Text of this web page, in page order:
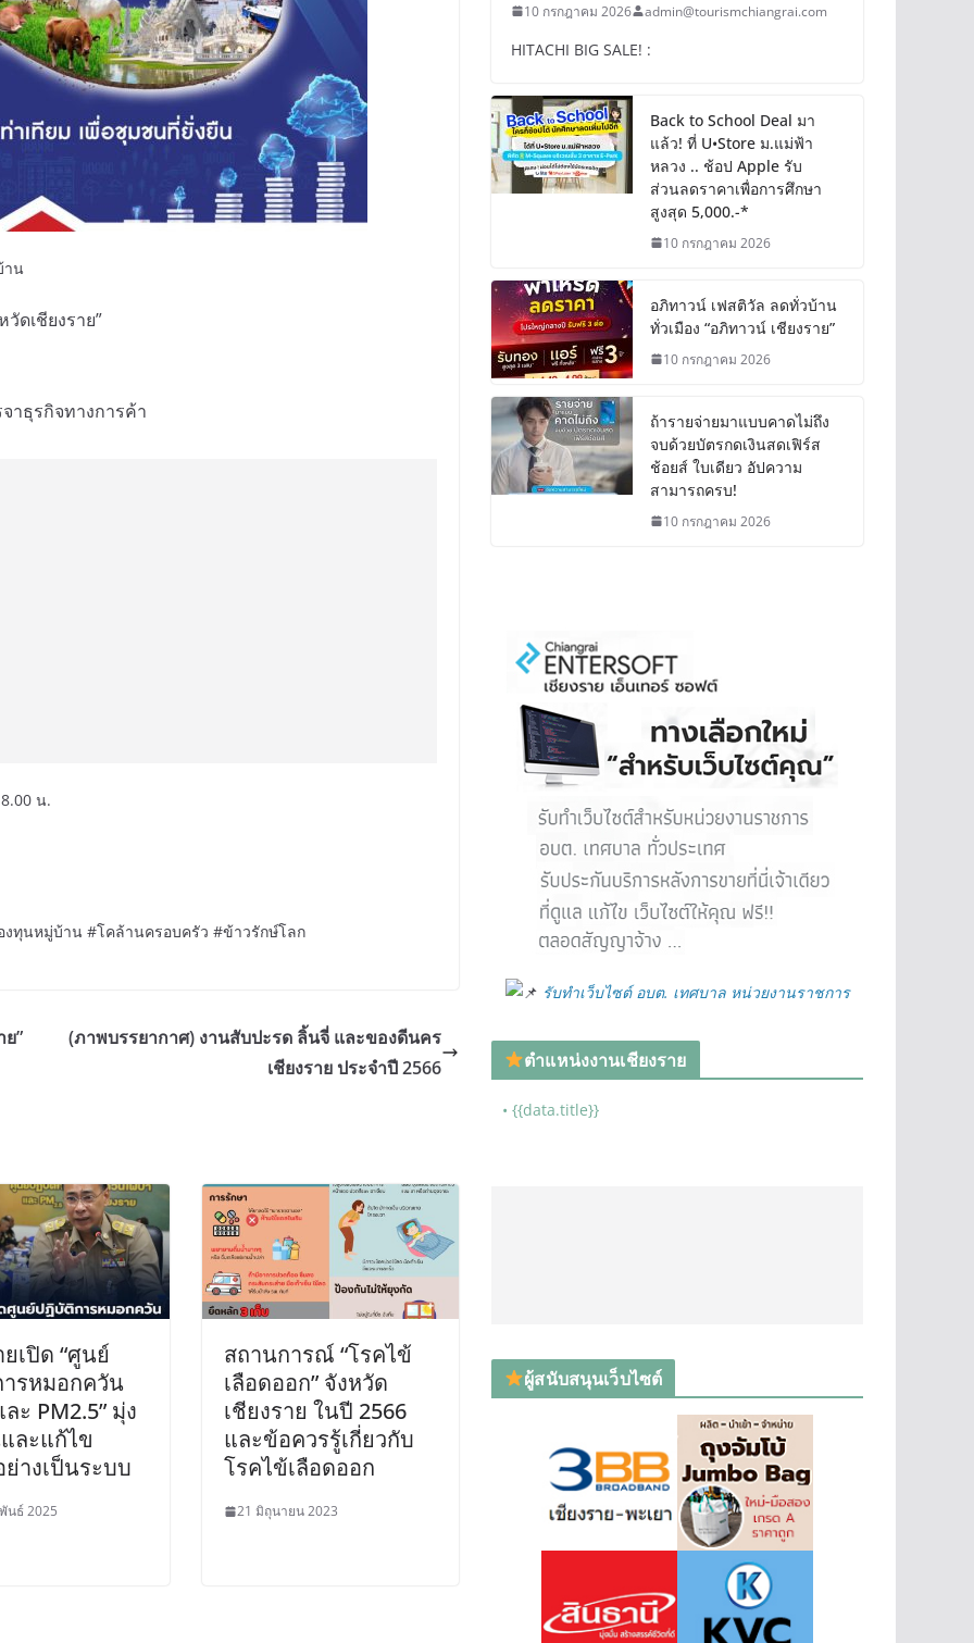
าน
ดเชียงราย”
าธุรกิจทางการค้า
น.
ทุนหมู่บ้าน #โคล้านครอบครัว #ข้าวรักษ์โลก
”
(ภาพบรรยากาศ) งานสับปะรด ลิ้นจี่ และของดีนคร
เชียงราย ประจำปี 2566
ยเปิด “ศูนย์
รหมอกควัน
ะ PM2.5” มุ่ง
ละแก้ไข
างเป็นระบบ
นธ์ 2025
สถานการณ์ “โรคไข้
เลือดออก” จังหวัด
เชียงราย ในปี 2566
และข้อควรรู้เกี่ยวกับ
โรคไข้เลือดออก
21 มิถุนายน 2023
10 กรกฎาคม 2026 admin@tourismchiangrai.com
HITACHI BIG SALE! :
Back to School Deal มา
แล้ว! ที่ U•Store ม.แม่ฟ้า
หลวง .. ช้อป Apple รับ
ส่วนลดราคาเพื่อการศึกษา
สูงสุด 5,000.-*
10 กรกฎาคม 2026
อภิทาวน์ เฟสติวัล ลดทั่วบ้าน
ทั่วเมือง “อภิทาวน์ เชียงราย”
10 กรกฎาคม 2026
ถ้ารายจ่ายมาแบบคาดไม่ถึง
จบด้วยบัตรกดเงินสดเฟิร์ส
ช้อยส์ ใบเดียว อัปความ
สามารถครบ!
10 กรกฎาคม 2026
รับทำเว็บไซต์ อบต. เทศบาล หน่วยงานราชการ
ตำแหน่งงานเชียงราย
• {{data.title}}
ผู้สนับสนุนเว็บไซต์